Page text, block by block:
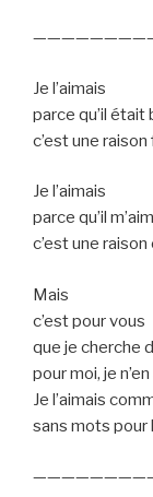
Je l’aimais
parce qu’il était
c’est une raison
Je l’aimais
parce qu’il
c’est une
Mais
c’est pour vous
que je cherche
pour moi, je
Je l’aimais
sans mots pour